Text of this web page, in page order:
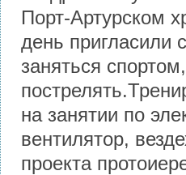
Порт-Артурском
день пригласили
заняться
на занятии по
вентилятор,
проекта